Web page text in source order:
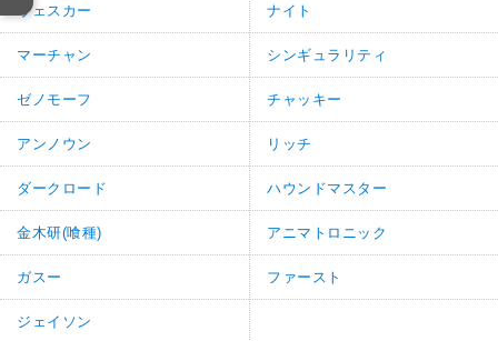
ウェスカー ナイト
マーチャン シンギュラリティ
ゼノモーフ チャッキー
アンノウン リッチ
ダークロード ハウンドマスター
金木研(喰種) アニマトロニック
ガスー ファースト
ジェイソン